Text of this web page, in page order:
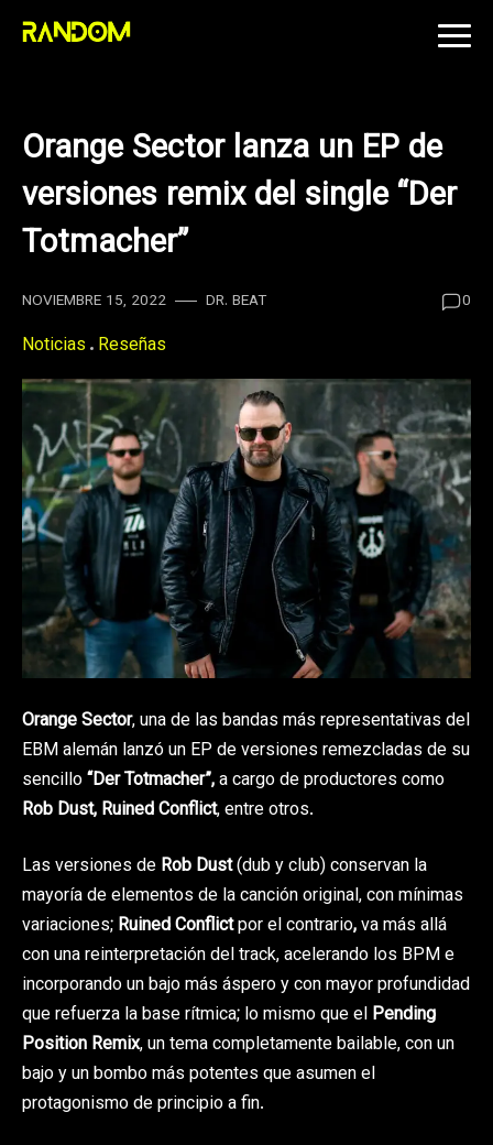
Skip
Orange Sector lanza un EP de
versiones remix del single “Der
Totmacher”
NOVIEMBRE 15, 2022 DR. BEAT 0
Noticias Reseñas
Orange Sector, una de las bandas más representativas del
EBM alemán lanzó un EP de versiones remezcladas de su
sencillo“Der Totmacher”,a cargo de productores como
Rob Dust, Ruined Conflict, entre otros.
Las versiones de Rob Dust(dub y club) conservan la
mayoría de elementos de la canción original, con mínimas
variaciones; Ruined Conflictpor el contrario,va más allá
con una reinterpretación del track, acelerando los BPM e
incorporando un bajo más áspero y con mayor profundidad
que refuerza la base rítmica; lo mismo que el Pending
Position Remix, un tema completamente bailable, con un
bajo y un bombo más potentes que asumen el
protagonismo de principio a fin.